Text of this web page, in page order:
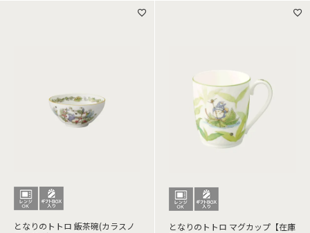
となりのトトロ 飯茶碗(カラスノ
となりのトトロ マグカップ【在庫